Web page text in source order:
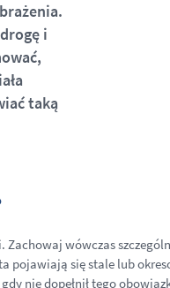
i
taką
wówczas
pojawiają się stale lub
nie dopełnił tego